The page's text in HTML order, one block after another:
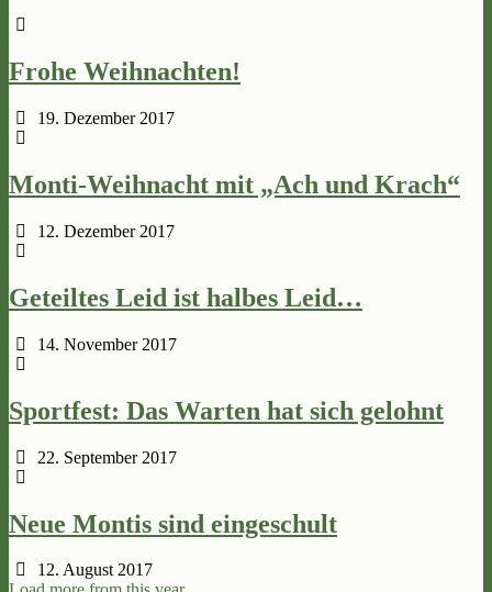
Frohe Weihnachten!
19. Dezember 2017
Monti-Weihnacht mit „Ach und Krach“
12. Dezember 2017
Geteiltes Leid ist halbes Leid…
14. November 2017
Sportfest: Das Warten hat sich gelohnt
22. September 2017
Neue Montis sind eingeschult
12. August 2017